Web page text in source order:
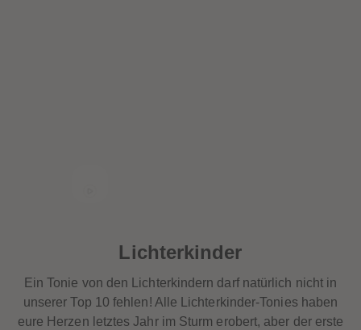
Lichterkinder
Ein Tonie von den Lichterkindern darf natürlich nicht in
unserer Top 10 fehlen! Alle Lichterkinder-Tonies haben
eure Herzen letztes Jahr im Sturm erobert, aber der erste